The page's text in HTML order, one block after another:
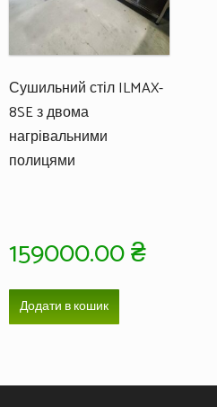
Сушильний стіл ILMAX-
8SE з двома
нагрівальними
полицями
159000.00₴
Додати в кошик